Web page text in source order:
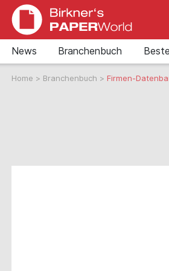
News Branchenbuch
Home > Branchenbuch > Firmen-